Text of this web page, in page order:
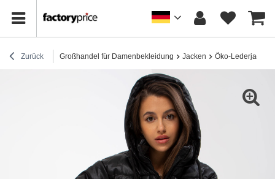
Zurück Großhandel für Damenbekleidung Jacken Öko-Lederjacken